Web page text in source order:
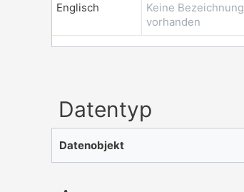
Englisch
Keine Bezeichnung
vorhanden
Datentyp
Datenobjekt